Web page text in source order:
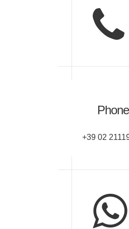
Phone
+39 02